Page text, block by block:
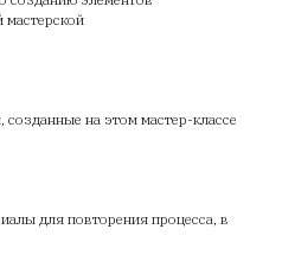
мастерской
созданные на этом мастер-классе
для повторения процесса, в